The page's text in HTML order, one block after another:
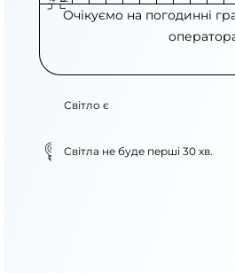
Очікуємо на погодинні
Світло є
Світла не буде перші 30 хв.